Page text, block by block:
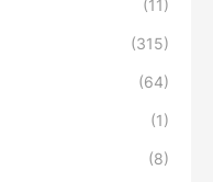
(11)
(315)
(64)
(1)
(8)